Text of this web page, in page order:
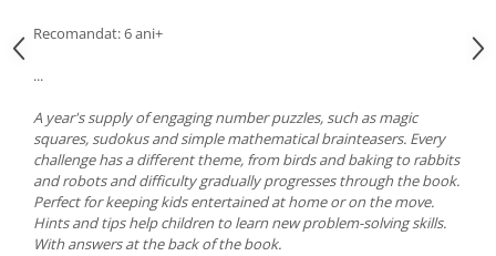
Recomandat: 6 ani+
...
A year's supply of engaging number puzzles, such as magic
squares, sudokus and simple mathematical brainteasers. Every
challenge has a different theme, from birds and baking to rabbits
and robots and difficulty gradually progresses through the book.
Perfect for keeping kids entertained at home or on the move.
Hints and tips help children to learn new problem-solving skills.
With answers at the back of the book.